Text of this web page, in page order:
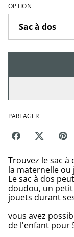
OPTION
PARTAGER
Trouvez le sac à
la maternelle
Le sac à dos
doudou, un
jouets durant
vous avez
de l'enfant pour